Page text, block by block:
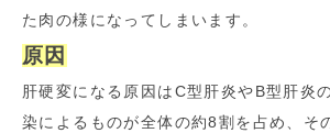
た肉の様になってしまいます。
原因
肝硬変になる原因はC型肝炎やB型肝炎
染によるものが全体の約8割を占め、そ